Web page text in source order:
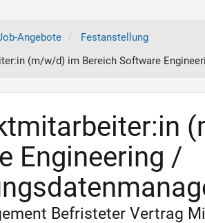
Angebote
Festanstellung
(m/w/d) im Bereich Software
Engineering /
Befristeter Vertrag